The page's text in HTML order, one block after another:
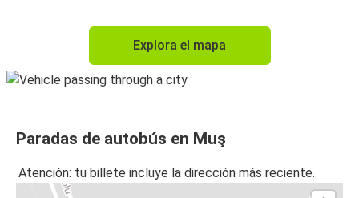
Explora el mapa
Paradas de autobús en Muş
Atención: tu billete incluye la dirección más reciente.